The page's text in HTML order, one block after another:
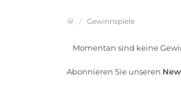
Gewinnspiele
Momentan sind keine
Abonnieren Sie unseren